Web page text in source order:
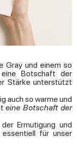
Gray und einem so
eine Botschaft der
Stärke unterstützt
auch so warme und
eine Botschaft der
Ermutigung und
für unser